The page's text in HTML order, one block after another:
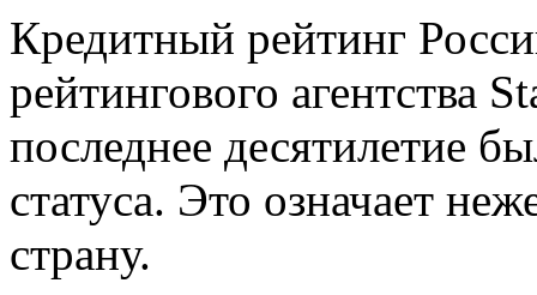
Кредитный рейтинг
рейтингового агентства
последнее десятилетие
статуса. Это означает
страну.